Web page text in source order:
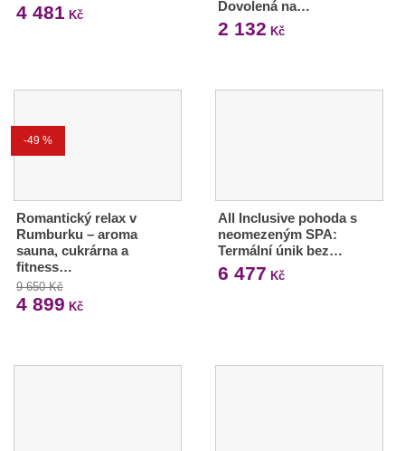
4 481 Kč
Dovolená na…
2 132 Kč
-49 %
Romantický relax v
Rumburku – aroma
sauna, cukrárna a
fitness…
9 650 Kč
4 899 Kč
All Inclusive pohoda s
neomezeným SPA:
Termální únik bez…
6 477 Kč